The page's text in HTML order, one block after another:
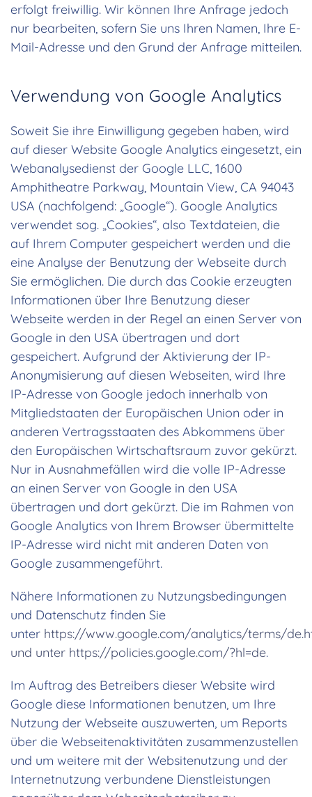
erfolgt freiwillig. Wir können Ihre Anfrage jedoch
nur bearbeiten, sofern Sie uns Ihren Namen, Ihre E-
Mail-Adresse und den Grund der Anfrage mitteilen.
Verwendung von Google Analytics
Soweit Sie ihre Einwilligung gegeben haben, wird
auf dieser Website Google Analytics eingesetzt, ein
Webanalysedienst der Google LLC, 1600
Amphitheatre Parkway, Mountain View, CA 94043
USA (nachfolgend: „Google“). Google Analytics
verwendet sog. „Cookies“, also Textdateien, die
auf Ihrem Computer gespeichert werden und die
eine Analyse der Benutzung der Webseite durch
Sie ermöglichen. Die durch das Cookie erzeugten
Informationen über Ihre Benutzung dieser
Webseite werden in der Regel an einen Server von
Google in den USA übertragen und dort
gespeichert. Aufgrund der Aktivierung der IP-
Anonymisierung auf diesen Webseiten, wird Ihre
IP-Adresse von Google jedoch innerhalb von
Mitgliedstaaten der Europäischen Union oder in
anderen Vertragsstaaten des Abkommens über
den Europäischen Wirtschaftsraum zuvor gekürzt.
Nur in Ausnahmefällen wird die volle IP-Adresse
an einen Server von Google in den USA
übertragen und dort gekürzt. Die im Rahmen von
Google Analytics von Ihrem Browser übermittelte
IP-Adresse wird nicht mit anderen Daten von
Google zusammengeführt.
Nähere Informationen zu Nutzungsbedingungen
und Datenschutz finden Sie
unter https://www.google.com/analytics/terms/
und unter https://policies.google.com/?hl=de.
Im Auftrag des Betreibers dieser Website wird
Google diese Informationen benutzen, um Ihre
Nutzung der Webseite auszuwerten, um Reports
über die Webseitenaktivitäten zusammenzustellen
und um weitere mit der Websitenutzung und der
Internetnutzung verbundene Dienstleistungen